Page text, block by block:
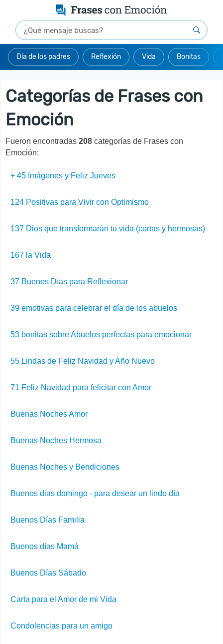
Día de los padres Reflexión Vida Bonitas
Categorías de Frases con
Emoción
Fueron encontradas 208 categorías de Frases con
Emoción:
+ 45 Imágenes y Feliz Jueves
124 Positivas para Vivir con Optimismo
137 Dios que transformarán tu vida (cortas y hermosas)
167 la Vida
37 Buenos Días para Reflexionar
39 emotivas para celebrar el día de los abuelos
53 bonitas sobre Abuelos perfectas para emocionar
55 Lindas de Feliz Navidad y Año Nuevo
71 Feliz Navidad para felicitar con Amor
Buenas Noches Amor
Buenas Noches Hermosa
Buenas Noches y Bendiciones
Buenos dias domingo - para desear un lindo día
Buenos Días Familia
Buenos días Mamá
Buenos Días Sábado
Carta para el Amor de mi Vida
Condolencias para un amigo